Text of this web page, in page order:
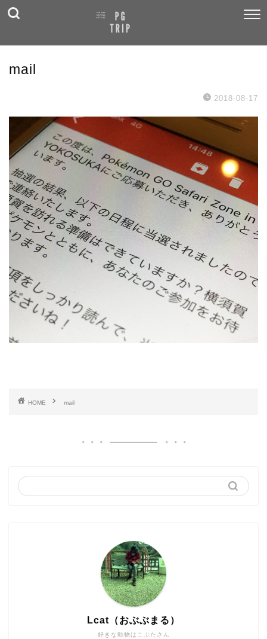
mail
2018-08-17
HOME mail
好きな動物はこぶたさん
Lcat（おぶぶまる）